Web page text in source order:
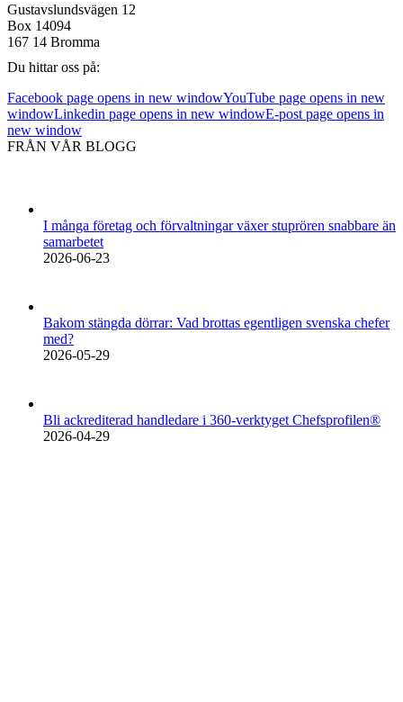
Gustavslundsvägen 12
Box 14094
167 14 Bromma
Du hittar oss på:
Facebook page opens in new windowYouTube page opens in new
windowLinkedin page opens in new windowE-post page opens in
new window
FRÅN VÅR BLOGG
I många företag och förvaltningar växer stuprören snabbare än
samarbetet
2026-06-23
Bakom stängda dörrar: Vad brottas egentligen svenska chefer
med?
2026-05-29
Bli ackrediterad handledare i 360-verktyget Chefsprofilen®
2026-04-29